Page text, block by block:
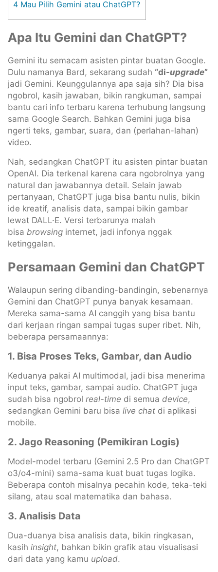
4 Mau Pilih Gemini atau ChatGPT?
Apa Itu Gemini dan ChatGPT?
Gemini itu semacam asisten pintar buatan Google.
Dulu namanya Bard, sekarang sudah “di-upgrade”
jadi Gemini. Keunggulannya apa saja sih? Dia bisa
ngobrol, kasih jawaban, bikin rangkuman, sampai
bantu cari info terbaru karena terhubung langsung
sama Google Search. Bahkan Gemini juga bisa
ngerti teks, gambar, suara, dan (perlahan-lahan)
video.
Nah, sedangkan ChatGPT itu asisten pintar buatan
OpenAI. Dia terkenal karena cara ngobrolnya yang
natural dan jawabannya detail. Selain jawab
pertanyaan, ChatGPT juga bisa bantu nulis, bikin
ide kreatif, analisis data, sampai bikin gambar
lewat DALL·E. Versi terbarunya malah
bisa browsing internet, jadi infonya nggak
ketinggalan.
Persamaan Gemini dan ChatGPT
Walaupun sering dibanding-bandingin, sebenarnya
Gemini dan ChatGPT punya banyak kesamaan.
Mereka sama-sama AI canggih yang bisa bantu
dari kerjaan ringan sampai tugas super ribet. Nih,
beberapa persamaannya:
1. Bisa Proses Teks, Gambar, dan Audio
Keduanya pakai AI multimodal, jadi bisa menerima
input teks, gambar, sampai audio. ChatGPT juga
sudah bisa ngobrol real-time di semua device,
sedangkan Gemini baru bisa live chat di aplikasi
mobile.
2. Jago Reasoning (Pemikiran Logis)
Model-model terbaru (Gemini 2.5 Pro dan ChatGPT
o3/o4-mini) sama-sama kuat buat tugas logika.
Beberapa contoh misalnya pecahin kode, teka-teki
silang, atau soal matematika dan bahasa.
3. Analisis Data
Dua-duanya bisa analisis data, bikin ringkasan,
kasih insight, bahkan bikin grafik atau visualisasi
dari data yang kamu upload.